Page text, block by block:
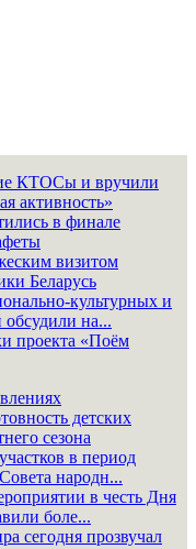
КТОСы и вручили
активность»
в финале
визитом
Беларусь
культурных и
на...
проекта «Поём
детских
сезона
в период
народн...
в честь Дня
боле...
сегодня прозвучал